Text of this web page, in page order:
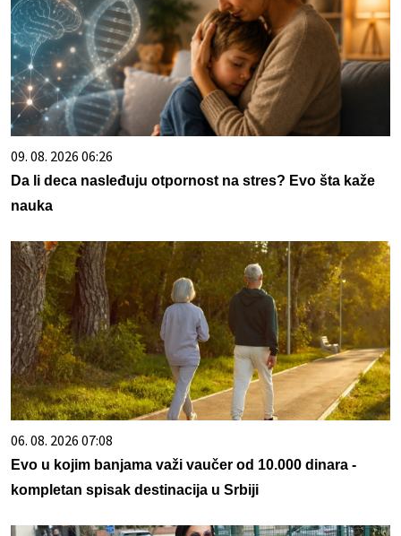
09. 08. 2026 06:26
Da li deca nasleđuju otpornost na stres? Evo šta kaže
nauka
06. 08. 2026 07:08
Evo u kojim banjama važi vaučer od 10.000 dinara -
kompletan spisak destinacija u Srbiji